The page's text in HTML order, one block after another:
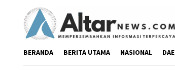
BERANDA BERITA UTAMA NASIONAL